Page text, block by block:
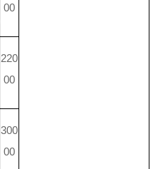
00
220
00
300
00